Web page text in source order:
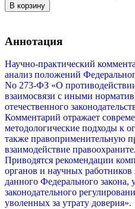
В корзину
Аннотация
Научно-практический
анализ положений
No 273-ФЗ «О
взаимосвязи с иными
отечественного
Комментарий отражает
методологические подходы к
также правоприменительную
взаимодействие
Приводятся рекомендации
органов и научных
данного Федерального
законодательного
уволенных за утрату доверия».